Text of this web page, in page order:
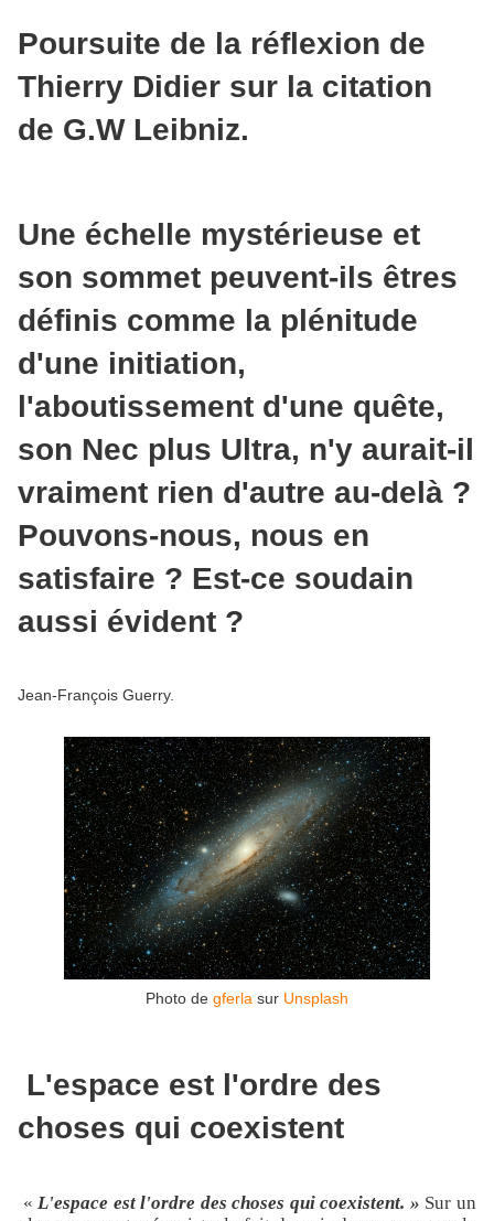
Poursuite de la réflexion de
Thierry Didier sur la citation
de G.W Leibniz.
Une échelle mystérieuse et
son sommet peuvent-ils êtres
définis comme la plénitude
d'une initiation,
l'aboutissement d'une quête,
son Nec plus Ultra, n'y aurait-il
vraiment rien d'autre au-delà ?
Pouvons-nous, nous en
satisfaire ? Est-ce soudain
aussi évident ?
Jean-François Guerry.
Photo de gferla sur Unsplash
L'espace est l'ordre des
choses qui coexistent
« L'espace est l'ordre des choses qui coexistent. » Sur un